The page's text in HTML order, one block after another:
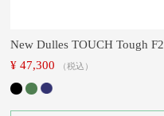
New Dulles TOUCH Tough F2
¥ 47,300 税込